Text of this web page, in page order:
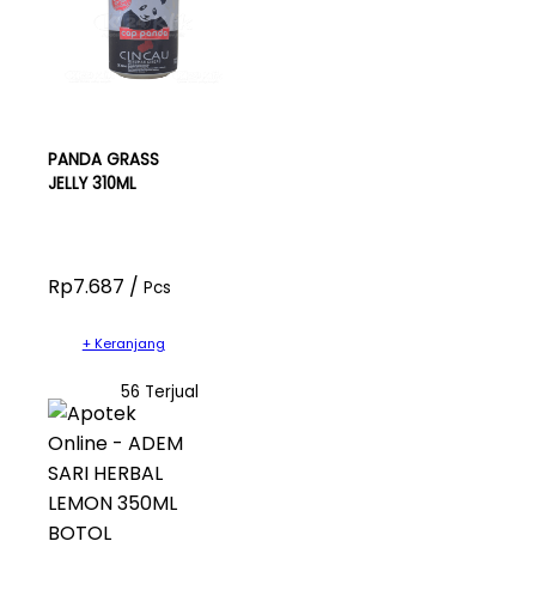
PANDA GRASS
JELLY 310ML
Rp7.687 / Pcs
+ Keranjang
56 Terjual